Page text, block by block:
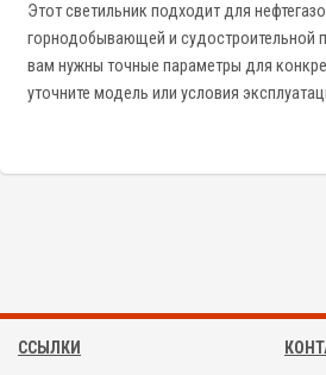
Этот светильник подходит для
горнодобывающей и судостроительной
вам нужны точные параметры для
уточните модель или условия
ССЫЛКИ